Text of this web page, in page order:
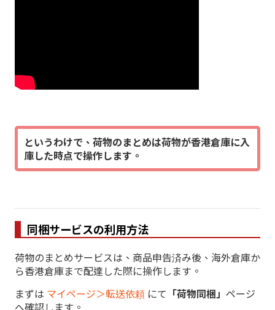
というわけで、荷物のまとめは荷物が香港倉庫に入
庫した時点で操作します。
同梱サービスの利用方法
荷物のまとめサービスは、商品申告済み後、海外倉庫か
ら香港倉庫まで配達した際に操作します。
まずは マイページ＞転送依頼 にて 「荷物同梱」 ページ
へ確認します。